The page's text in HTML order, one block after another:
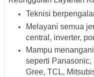
Teknisi
Melayani semua
central, inverter,
Mampu menangani
seperti Panasonic,
Gree, TCL,